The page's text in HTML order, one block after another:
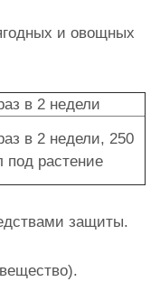
и овощных
в 2 недели
в 2 недели, 250
под растение
защиты.